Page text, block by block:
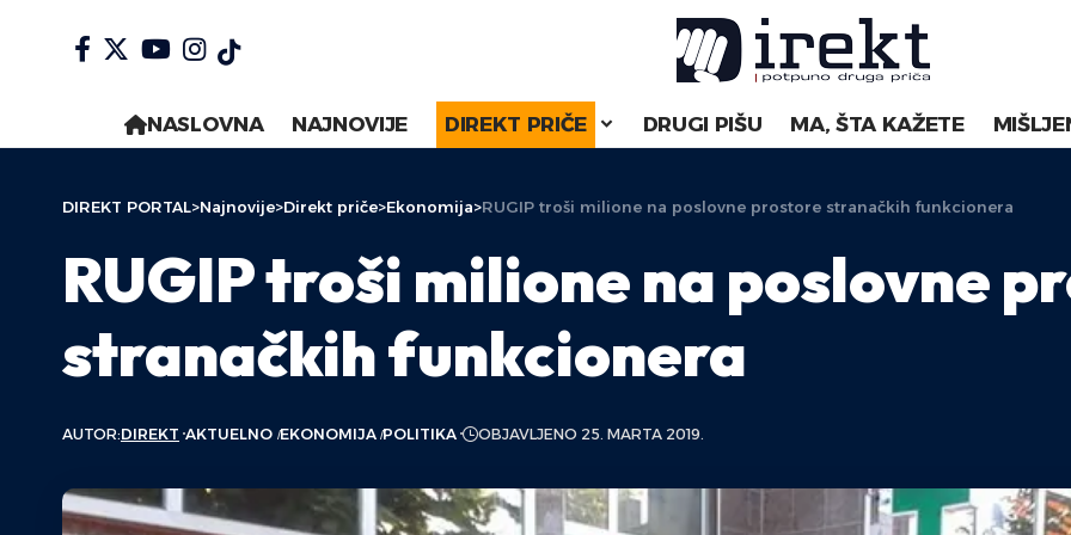
NASLOVNA NAJNOVIJE DIREKT PRIČE DRUGI PIŠU MA, ŠTA KAŽETE
DIREKT PORTAL>Najnovije>Direkt priče>Ekonomija>RUGIP troši milione na poslovne prostore stranačkih funkcionera
RUGIP troši milione na poslovne
stranačkih funkcionera
AUTOR:DIREKT AKTUELNO EKONOMIJA POLITIKA OBJAVLJENO 25. MARTA 2019.